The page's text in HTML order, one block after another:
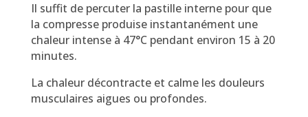
Il suffit de percuter la pastille interne pour que
la compresse produise instantanément une
chaleur intense à 47°C pendant environ 15 à 20
minutes.
La chaleur décontracte et calme les douleurs
musculaires aigues ou profondes.